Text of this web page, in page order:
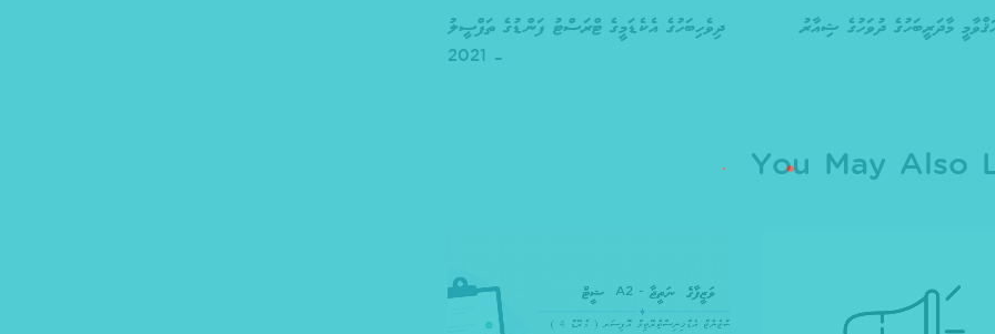
މާދަރީބަހުގެ ދުވަހުގެ ޝިއާރު
ދިވެހިބަހުގެ އެކެޑަމީގެ ޓްރަސްޓު ފަންޑުގެ ތަފްސީލު
– 2021
You May Also